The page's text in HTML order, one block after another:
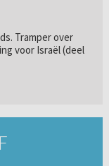
Tramper over
voor Israël (deel